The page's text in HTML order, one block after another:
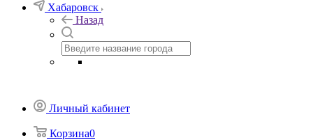
Хабаровск
Назад
Личный кабинет
Корзина0